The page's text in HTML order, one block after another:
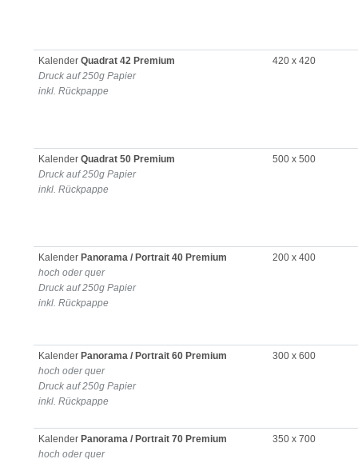
KalenderQuadrat 42 Premium
Druck auf 250g Papier
inkl. Rückpappe
420 x 420
KalenderQuadrat 50 Premium
Druck auf 250g Papier
inkl. Rückpappe
500 x 500
Kalender Panorama / Portrait 40 Premium
hoch oder quer
Druck auf 250g Papier
inkl. Rückpappe
200 x 400
Kalender Panorama / Portrait 60 Premium
hoch oder quer
Druck auf 250g Papier
inkl. Rückpappe
300 x 600
Kalender Panorama / Portrait 70 Premium
hoch oder quer
350 x 700